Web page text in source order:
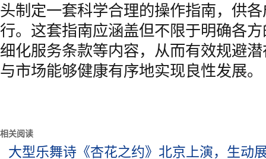
头制定一套科学合理的操作指南，供
行。这套指南应涵盖但不限于明确各
细化服务条款等内容，从而有效规避
与市场能够健康有序地实现良性发展。
相关阅读
大型乐舞诗《杏花之约》北京上演，生动